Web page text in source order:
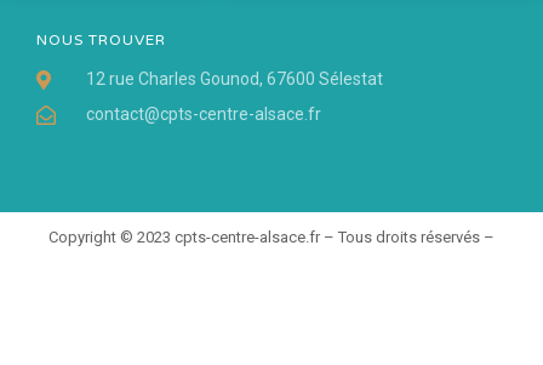
NOUS TROUVER
12 rue Charles Gounod, 67600 Sélestat
contact@cpts-centre-alsace.fr
Copyright © 2023 cpts-centre-alsace.fr – Tous droits réservés –